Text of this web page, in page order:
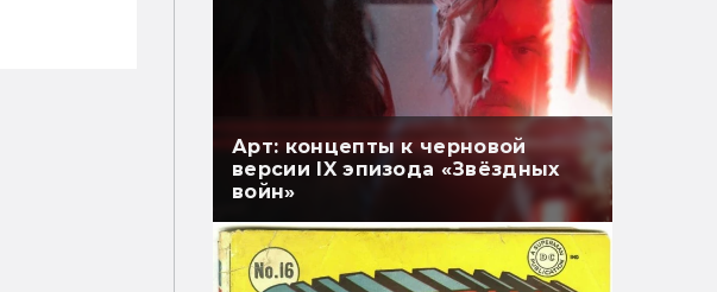
Арт: концепты к черновой
версии IX эпизода «Звёздных
войн»